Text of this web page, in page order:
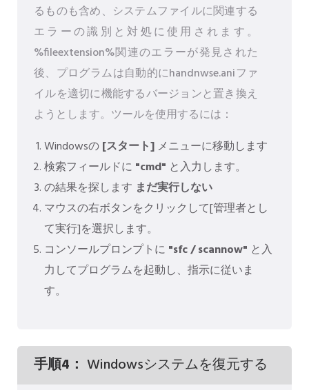
るものも含め、システムファイルに関連する
エラーの識別と対処に使用されます。
%fileextension%関連のエラーが発見された
後、プログラムは自動的にhandnwse.aniファ
イルを適切に機能するバージョンと置き換え
ようとします。ツールを使用するには：
Windowsの[スタート] メニューに移動します
検索フィールドに "cmd" と入力します。
の結果を探します まだ実行しない
マウスの右ボタンをクリックして[管理者とし
て実行]を選択します。
コンソールプロンプトに "sfc / scannow" と入
力してプログラムを起動し、指示に従いま
す。
手順4： Windowsシステムを復元する